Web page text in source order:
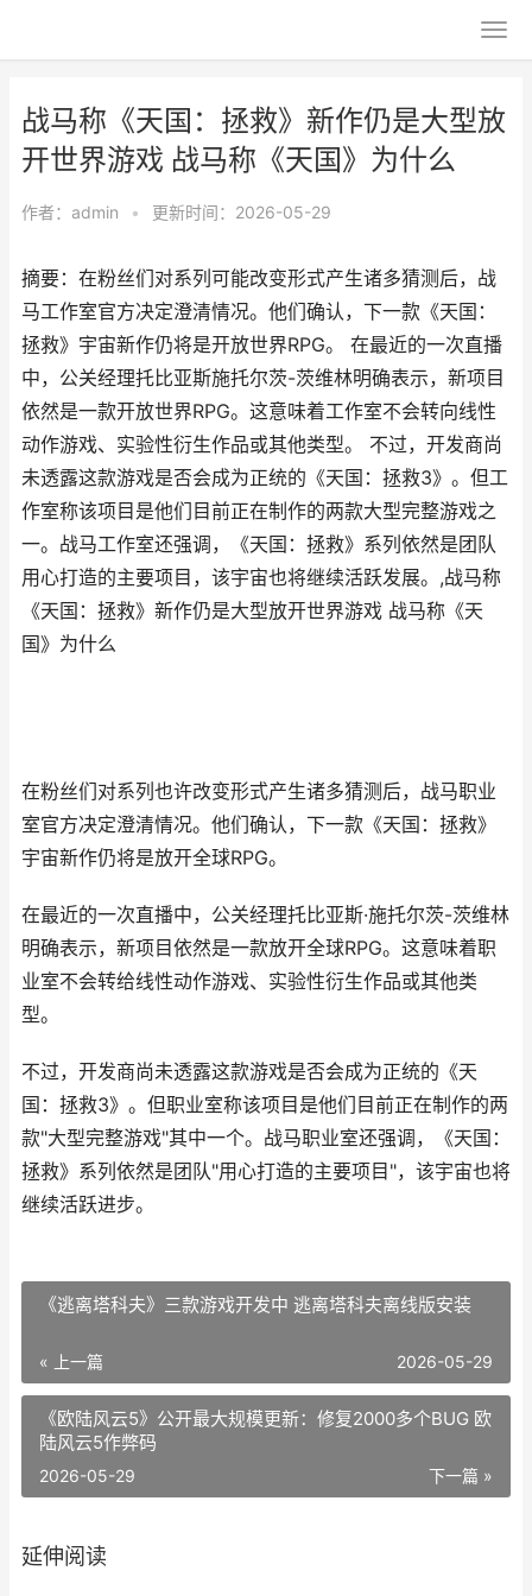
战马称《天国：拯救》新作仍是大型放
开世界游戏 战马称《天国》为什么
作者： admin • 更新时间：2026-05-29
摘要：在粉丝们对系列可能改变形式产生诸多猜测后，战
马工作室官方决定澄清情况。他们确认，下一款《天国：
拯救》宇宙新作仍将是开放世界RPG。 在最近的一次直播
中，公关经理托比亚斯施托尔茨-茨维林明确表示，新项目
依然是一款开放世界RPG。这意味着工作室不会转向线性
动作游戏、实验性衍生作品或其他类型。 不过，开发商尚
未透露这款游戏是否会成为正统的《天国：拯救3》。但工
作室称该项目是他们目前正在制作的两款大型完整游戏之
一。战马工作室还强调，《天国：拯救》系列依然是团队
用心打造的主要项目，该宇宙也将继续活跃发展。,战马称
《天国：拯救》新作仍是大型放开世界游戏 战马称《天
国》为什么
在粉丝们对系列也许改变形式产生诸多猜测后，战马职业
室官方决定澄清情况。他们确认，下一款《天国：拯救》
宇宙新作仍将是放开全球RPG。
在最近的一次直播中，公关经理托比亚斯·施托尔茨-茨维林
明确表示，新项目依然是一款放开全球RPG。这意味着职
业室不会转给线性动作游戏、实验性衍生作品或其他类
型。
不过，开发商尚未透露这款游戏是否会成为正统的《天
国：拯救3》。但职业室称该项目是他们目前正在制作的两
款"大型完整游戏"其中一个。战马职业室还强调，《天国：
拯救》系列依然是团队"用心打造的主要项目"，该宇宙也将
继续活跃进步。
《逃离塔科夫》三款游戏开发中 逃离塔科夫离线版安装
« 上一篇 2026-05-29
《欧陆风云5》公开最大规模更新：修复2000多个BUG 欧
陆风云5作弊码
下一篇 »
2026-05-29
延伸阅读